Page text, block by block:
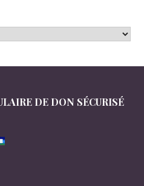
DE DON SÉCURISÉ